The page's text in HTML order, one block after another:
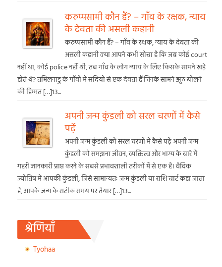
करुप्पसामी कौन हैं? – गाँव के रक्षक, न्याय
के देवता की असली कहानी
करुप्पसामी कौन हैं? – गाँव के रक्षक, न्याय के देवता की
असली कहानी क्या आपने कभी सोचा है कि जब कोई court
नहीं था, कोई police नहीं थी, तब गाँव के लोग न्याय के लिए किसके सामने खड़े
होते थे? तमिलनाडु के गाँवों में सदियों से एक देवता हैं जिनके सामने झूठ बोलने
की हिम्मत […]13...
अपनी जन्म कुंडली को सरल चरणों में कैसे
पढ़ें
अपनी जन्म कुंडली को सरल चरणों में कैसे पढ़ें अपनी जन्म
कुंडली को समझना जीवन, व्यक्तित्व और भाग्य के बारे में
गहरी जानकारी प्राप्त करने के सबसे प्रभावशाली तरीकों में से एक है। वैदिक
ज्योतिष में आपकी कुंडली, जिसे सामान्यतः जन्म कुंडली या राशि चार्ट कहा जाता
है, आपके जन्म के सटीक समय पर तैयार […]13...
श्रेणियाँ
Tyohaa